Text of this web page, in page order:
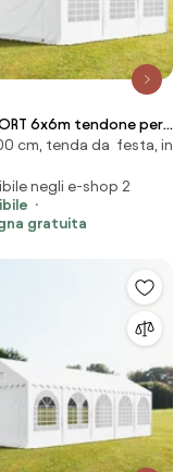
6x6m tendone per
800, telaio
bianco - (7844)
cm, tenda da festa, in
negli e-shop 2
gratuita